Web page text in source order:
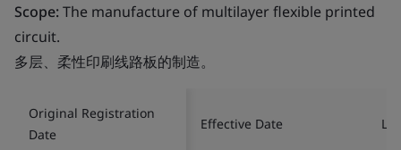
Scope:The manufacture of multilayer flexible printed
circuit.
多层、柔性印刷线路板的制造。
Original Registration
Date
Effective Date